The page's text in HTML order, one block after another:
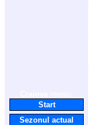
Start
Sezonul actual